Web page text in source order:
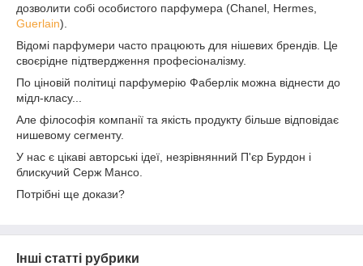
дозволити собі особистого парфумера (Chanel, Hermes,
Guerlain).
Відомі парфумери часто працюють для нішевих брендів. Це
своєрідне підтвердження професіоналізму.
По ціновій політиці парфумерію Фаберлік можна віднести до
мідл-класу...
Але філософія компанії та якість продукту більше відповідає
нишевому сегменту.
У нас є цікаві авторські ідеї, незрівнянний П'єр Бурдон і
блискучий Серж Мансо.
Потрібні ще докази?
Інші статті рубрики